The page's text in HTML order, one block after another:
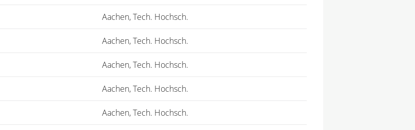
Aachen, Tech. Hochsch.
Aachen, Tech. Hochsch.
Aachen, Tech. Hochsch.
Aachen, Tech. Hochsch.
Aachen, Tech. Hochsch.